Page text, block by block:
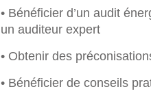
• Bénéficier d’un audit
un auditeur expert
• Obtenir des
• Bénéficier de conseils